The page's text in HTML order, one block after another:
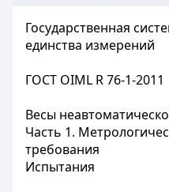
Государственная
единства измерений
ГОСТ OIML R 76-1-2011
Весы
Часть 1.
требования
Испытания